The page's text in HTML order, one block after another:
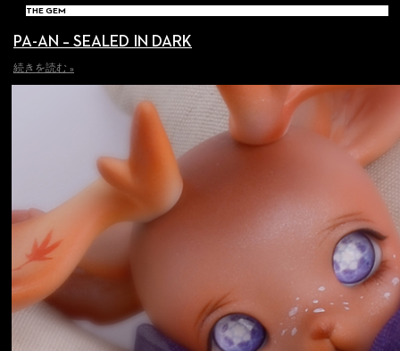
THE GEM
PA-AN – SEALED IN DARK
続きを読む »